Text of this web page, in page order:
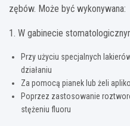
zębów. Może być wykonywana:
1. W gabinecie
Przy użyciu specjalnych
działaniu
Za pomocą pianek lub żeli
Poprzez zastosowanie
stężeniu fluoru